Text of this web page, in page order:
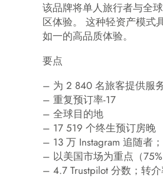
该品牌将单人旅行者与全
区体验。 这种轻资产模式
如一的高品质体验。
要点
– 为 2 840 名旅客提供服
– 重复预订率-17
– 全球目的地
– 17 519 个终生预订房晚
– 13 万 Instagram 追随者
– 以美国市场为重点（
– 4.7 Trustpilot 分数；转